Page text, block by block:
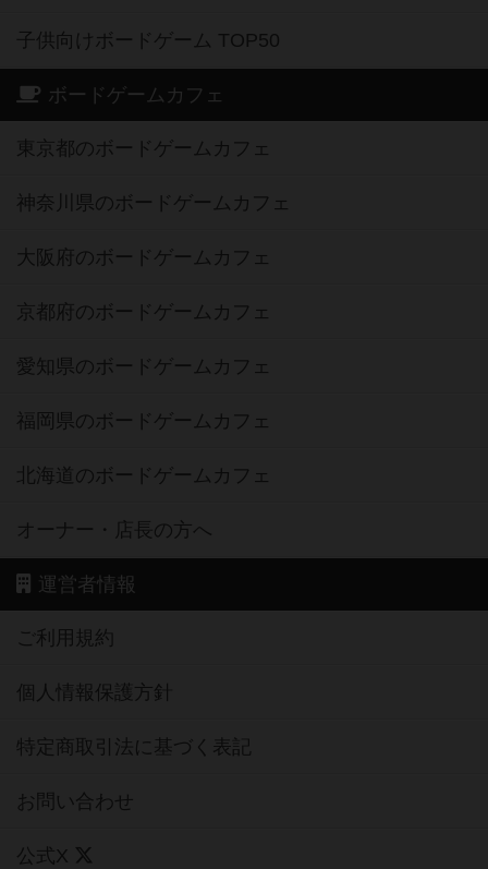
子供向けボードゲーム TOP50
ボードゲームカフェ
東京都のボードゲームカフェ
神奈川県のボードゲームカフェ
大阪府のボードゲームカフェ
京都府のボードゲームカフェ
愛知県のボードゲームカフェ
福岡県のボードゲームカフェ
北海道のボードゲームカフェ
オーナー・店長の方へ
運営者情報
ご利用規約
個人情報保護方針
特定商取引法に基づく表記
お問い合わせ
公式X